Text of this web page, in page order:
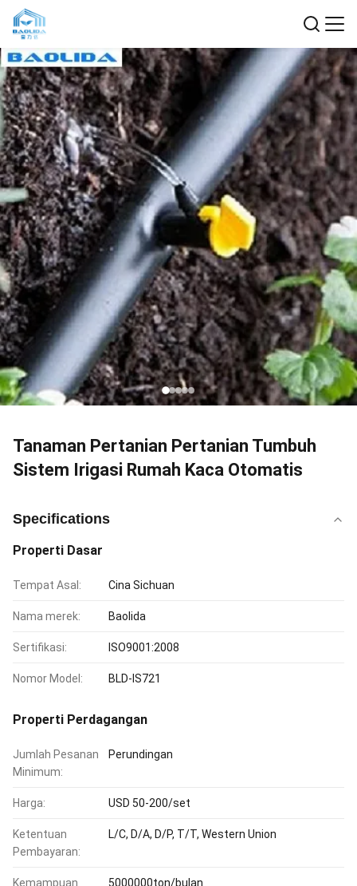
Tanaman Pertanian Pertanian Tumbuh
Sistem Irigasi Rumah Kaca Otomatis
Specifications
Properti Dasar
Tempat Asal: Cina Sichuan
Nama merek: Baolida
Sertifikasi: ISO9001:2008
Nomor Model: BLD-IS721
Properti Perdagangan
Jumlah Pesanan
Minimum:
Perundingan
Harga: USD 50-200/set
Ketentuan
Pembayaran:
L/C, D/A, D/P, T/T, Western Union
Kemampuan
5000000ton/bulan